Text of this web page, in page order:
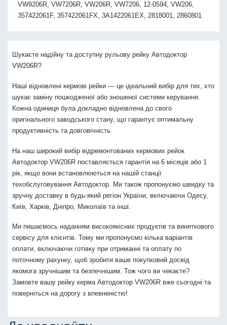
VW9206R, VW7206R, VW206R, VW7206, 12-0594, VW206,
357422061F, 357422061FX, 3A1422061EX, 2818001, 2860801
Шукаєте надійну та доступну рульову рейку Автодоктор
VW206R?
Наші відновлені кермові рейки — це ідеальний вибір для тих, хто
шукає заміну пошкодженої або зношеної системи керування.
Кожна одиниця була докладно відновлена до свого
оригінального заводського стану, що гарантує оптимальну
продуктивність та довговічність.
На наш широкий вибір відремонтованих кермових рейок
Автодоктор VW206R поставляється гарантія на 6 місяців або 1
рік, якщо вони встановлюються на нашій станції
техобслуговування Автодоктор. Ми також пропонуємо швидку та
зручну доставку в будь-який регіон України, включаючи Одесу,
Київ, Харків, Дніпро, Миколаїв та інші.
Ми пишаємось наданням високоякісних продуктів та виняткового
сервісу для клієнтів. Тому ми пропонуємо кілька варіантів
оплати, включаючи готівку при отриманні та оплату по
поточному рахунку, щоб зробити ваше покупковий досвід
якомога зручнішим та безпечнішим. Тож чого ви чекаєте?
Замовте вашу рейку керма Автодоктор VW206R вже сьогодні та
поверніться на дорогу з впевненістю!